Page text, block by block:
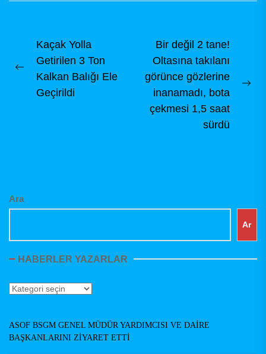
dernek binasında,
Yazı
gezinmesi
Previous
post:
Kaçak Yolla
Getirilen 3 Ton
Kalkan Balığı Ele
Geçirildi
Bir değil 2 tane!
Oltasına takılanı
görünce gözlerine
inanamadı, bota
çekmesi 1,5 saat
sürdü
Ara
Ar
HABERLER YAZARLAR
Haberler
ASOF BSGM GENEL MÜDÜR YARDIMCISI VE DAİRE
BAŞKANLARINI ZİYARET ETTİ